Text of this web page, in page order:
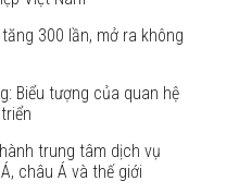
300 lần, mở ra không
Biểu tượng của quan hệ
trung tâm dịch vụ
châu Á và thế giới